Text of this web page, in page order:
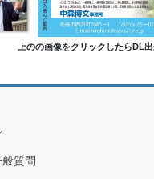
上のの画像をクリックしたらDL出
質問